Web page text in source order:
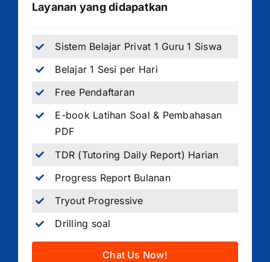
Layanan yang didapatkan
Sistem Belajar Privat 1 Guru 1 Siswa
Belajar 1 Sesi per Hari
Free Pendaftaran
E-book Latihan Soal & Pembahasan
PDF
TDR (Tutoring Daily Report) Harian
Progress Report Bulanan
Tryout Progressive
Drilling soal
Chat Us Now!